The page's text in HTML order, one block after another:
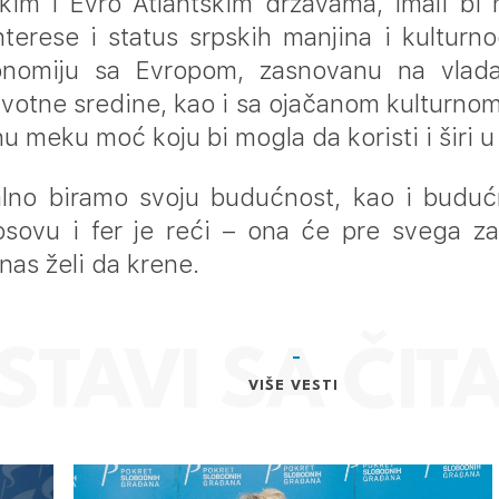
i status srpskih manjina i
sa Evropom, zasnovanu na
sredine, kao i sa ojačanom
meku moć koju bi mogla da koristi i širi
biramo svoju budućnost, kao i
i fer je reći – ona će pre svega
želi da krene.
VIŠE VESTI